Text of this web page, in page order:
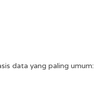
data yang paling umum: